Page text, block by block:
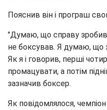
Пояснив він і програш
"Думаю, що справу зробив
не боксував. Я думаю, що
Як я і говорив, перші
промацувати, а потім
зазначив боксер.
Як повідомлялося,